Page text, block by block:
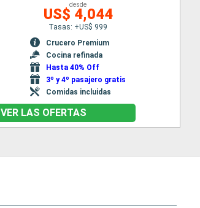
desde
US$ 4,044
Tasas: +US$ 999
Crucero Premium
Cocina refinada
Hasta 40% Off
3º y 4º pasajero gratis
Comidas incluidas
VER LAS OFERTAS